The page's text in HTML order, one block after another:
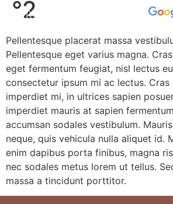
°2
Pellentesque placerat massa
Pellentesque eget varius magna.
eget fermentum feugiat, nisl lectus
consectetur ipsum mi ac lectus. Cras
imperdiet mi, in ultrices sapien
imperdiet mauris at sapien
accumsan sodales vestibulum.
neque, quis vehicula nulla aliquet id.
enim dapibus porta finibus, magna
nec sodales metus lorem ut tellus.
massa a tincidunt porttitor.